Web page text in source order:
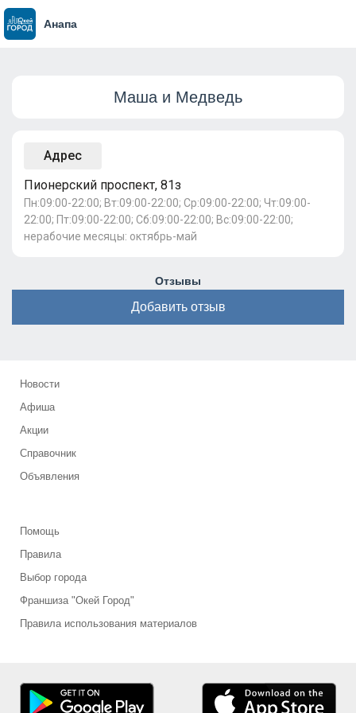
Анапа
Маша и Медведь
Адрес
Пионерский проспект, 81з
Пн:09:00-22:00; Вт:09:00-22:00; Ср:09:00-22:00; Чт:09:00-
22:00; Пт:09:00-22:00; Сб:09:00-22:00; Вс:09:00-22:00;
нерабочие месяцы: октябрь-май
Отзывы
Добавить отзыв
Новости
Афиша
Акции
Справочник
Объявления
Помощь
Правила
Выбор города
Франшиза "Окей Город"
Правила использования материалов